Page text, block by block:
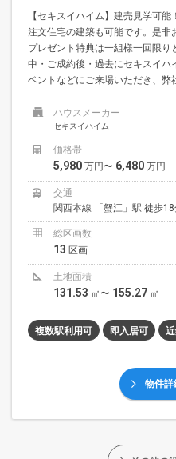
【セキスイハイム】建売見学可
注文住宅の建築も可能です。是
プレゼント特典は一組様一回限
中・ご成約後・過去にセキスイハ
ベントなどにご来場いただき、弊
ハウスメーカー
セキスイハイム
価格帯
5,980 万円〜 6,480 万円
交通
関西本線 「蟹江」駅 徒歩
総区画数
13 区画
土地面積
131.53 ㎡〜 155.27 ㎡
複数駅利用可 即入居可
物件詳